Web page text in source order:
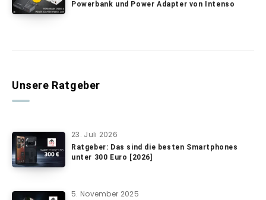
Powerbank und Power Adapter von Intenso
Unsere Ratgeber
23. Juli 2026
Ratgeber: Das sind die besten Smartphones
unter 300 Euro [2026]
5. November 2025